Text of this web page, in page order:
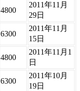
4800
2011年11月
29日
6300
2011年11月
15日
4800
2011年11月1
日
6300
2011年10月
19日